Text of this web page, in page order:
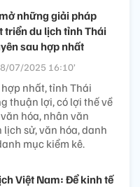
những giải pháp
triển du lịch tỉnh Thái
sau hợp nhất
07/2025 16:10’
nhất, tỉnh Thái
thuận lợi, có lợi thế về
hóa, nhân văn
sử, văn hóa, danh
mục kiểm kê.
Việt Nam: Để kinh tế